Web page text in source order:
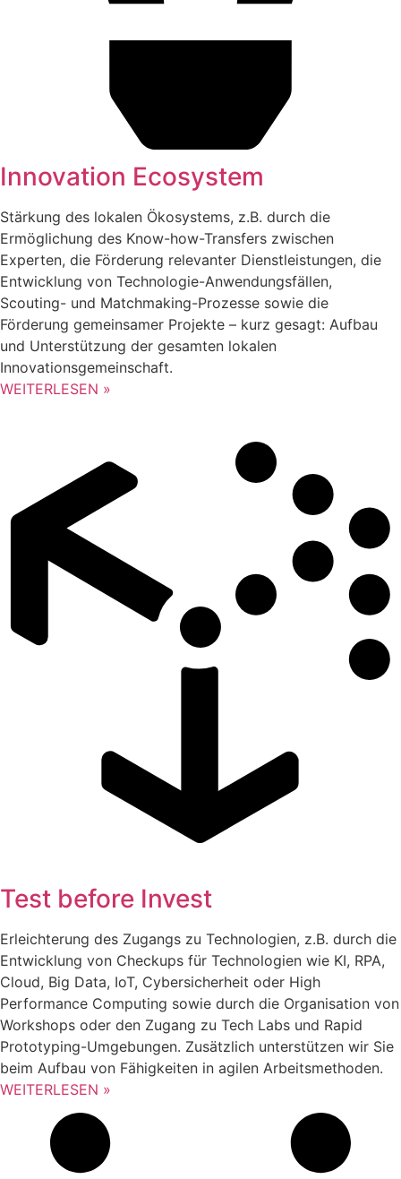
Innovation Ecosystem
Stärkung des lokalen Ökosystems, z.B. durch die
Ermöglichung des Know-how-Transfers zwischen
Experten, die Förderung relevanter Dienstleistungen, die
Entwicklung von Technologie-Anwendungsfällen,
Scouting- und Matchmaking-Prozesse sowie die
Förderung gemeinsamer Projekte – kurz gesagt: Aufbau
und Unterstützung der gesamten lokalen
Innovationsgemeinschaft.
WEITERLESEN »
Test before Invest
Erleichterung des Zugangs zu Technologien, z.B. durch die
Entwicklung von Checkups für Technologien wie KI, RPA,
Cloud, Big Data, IoT, Cybersicherheit oder High
Performance Computing sowie durch die Organisation von
Workshops oder den Zugang zu Tech Labs und Rapid
Prototyping-Umgebungen. Zusätzlich unterstützen wir Sie
beim Aufbau von Fähigkeiten in agilen Arbeitsmethoden.
WEITERLESEN »